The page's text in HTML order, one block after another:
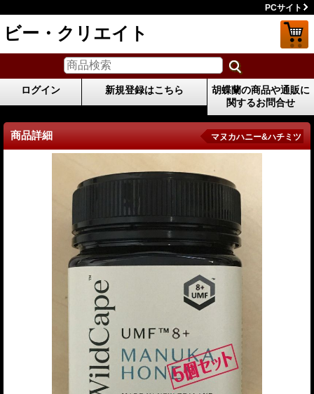
PCサイト
ビー・クリエイト
ログイン 新規登録はこちら
胡蝶蘭の商品や通販に
関するお問合せ
商品詳細 マヌカハニー&ハチミツ